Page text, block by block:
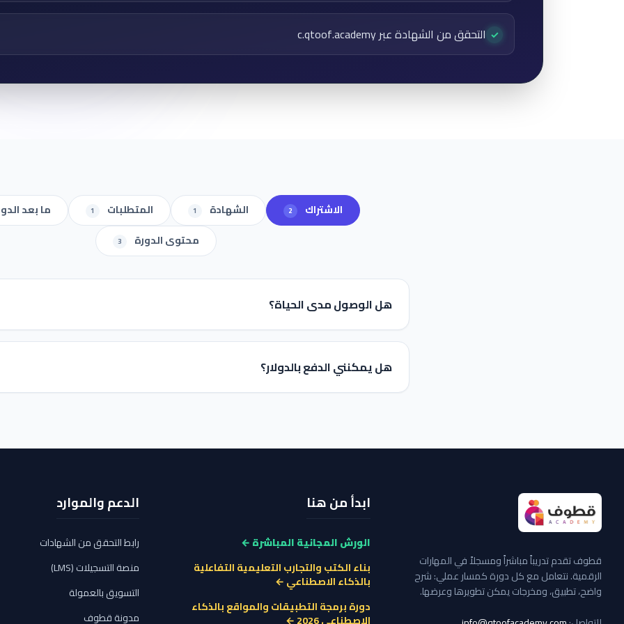
✓ التحقق من الشهادة عبر c.qtoof.academy
الاشتراك 2 الشهادة 1 المتطلبات 1
ما بعد
محتوى الدورة
3
هل الوصول مدى الحياة؟
هل يمكنني الدفع بالدولار؟
قطوف تقدم تدريباً مباشراً ومسجلاً في المهارات
الرقمية. نتعامل مع كل دورة كمسار عملي: شرح
واضح، تطبيق، ومخرجات يمكن تطويرها وعرضها.
ابدأ من هنا
الورش المجانية المباشرة ←
بناء الكتب والتجارب التعليمية التفاعلية
بالذكاء الاصطناعي ←
دورة برمجة التطبيقات والمواقع بالذكاء
الدعم والموارد
رابط التحقق من الشهادات
منصة التسجيلات (LMS)
التسويق بالعمولة
مدونة قطوف